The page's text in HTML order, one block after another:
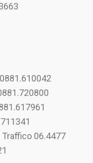
06.4477